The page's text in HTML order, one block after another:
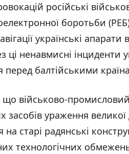
російські
боротьби
українські
ці ненавмисні інциденти
перед балтійськими
що військово-
засобів ураження великої
старі радянські
технологічних